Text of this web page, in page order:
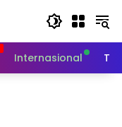
Internasional